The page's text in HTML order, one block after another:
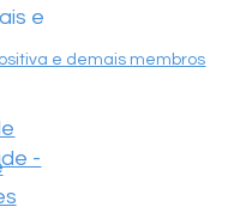
e demais membros
e
-